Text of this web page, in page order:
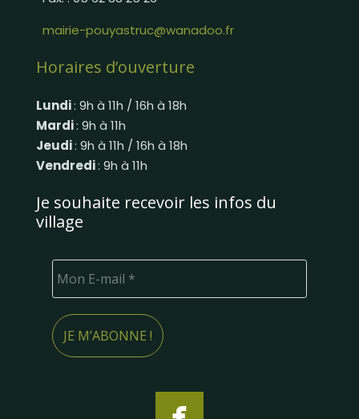
mairie-pouyastruc@wanadoo.fr
Horaires d’ouverture
Lundi: 9h à 11h / 16h à 18h
Mardi: 9h à 11h
Jeudi: 9h à 11h / 16h à 18h
Vendredi: 9h à 11h
Je souhaite recevoir les infos du
village